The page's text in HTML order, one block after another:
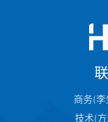
商务(
技术(